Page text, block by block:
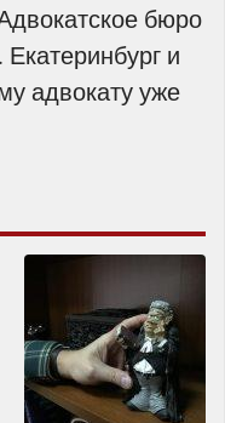
бюро
и
адвокату уже